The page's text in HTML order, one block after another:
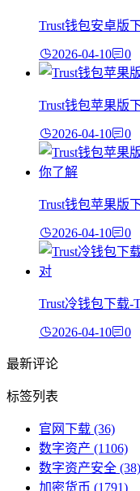
Trust钱包安卓版
2026-04-10 0
Trust钱包苹果版
2026-04-10 0
Trust钱包苹果版
2026-04-10 0
Trust冷钱包下载-
2026-04-10 0
最新评论
标签列表
官网下载 (36)
数字资产 (1106)
数字资产安全 (38)
加密货币 (1791)